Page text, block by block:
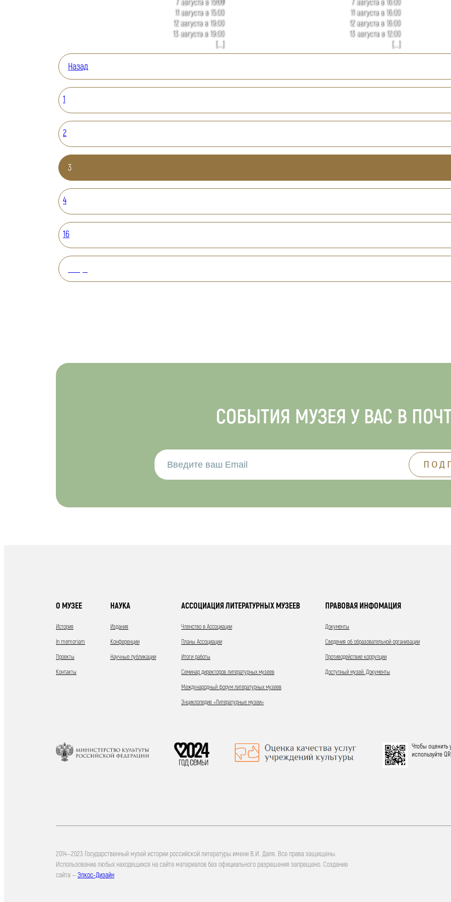
11 августа в 15:00
12 августа в 19:00
13 августа в 19:00
[...]
11 августа в 16:00
12 августа в 16:00
13 августа в 12:00
[...]
Назад
1
2
3
4
16
СОБЫТИЯ МУЗЕЯ У ВАС В
О МУЗЕЕ
История
In memoriam
Проекты
Контакты
НАУКА
Издания
Конференции
Научные публикации
АССОЦИАЦИЯ ЛИТЕРАТУРНЫХ МУЗЕЕВ
Членство в Ассоциации
Планы Ассоциации
Итоги работы
Семинар директоров литературных музеев
Международный форум литературных музеев
Энциклопедия «Литературные музеи»
ПРАВОВАЯ ИНФОМАЦИЯ
Документы
Сведения об образовательной организации
Противодействие коррупции
Доступный музей. Документы
Чтобы оценить
используйте
2014—2023 Государственный музей истории российской литературы имени В.И. Даля. Все права защищены.
Использование любых находящихся на сайте материалов без официального разрешения запрещено. Создание
сайта — Элкос-Дизайн